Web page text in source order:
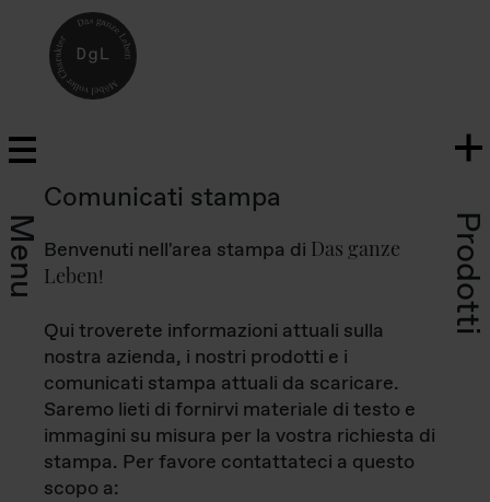
Menu Prodotti
Comunicati stampa
Benvenuti nell'area stampa di Das ganze
Leben!
Qui troverete informazioni attuali sulla
nostra azienda, i nostri prodotti e i
comunicati stampa attuali da scaricare.
Saremo lieti di fornirvi materiale di testo e
immagini su misura per la vostra richiesta di
stampa. Per favore contattateci a questo
scopo a: